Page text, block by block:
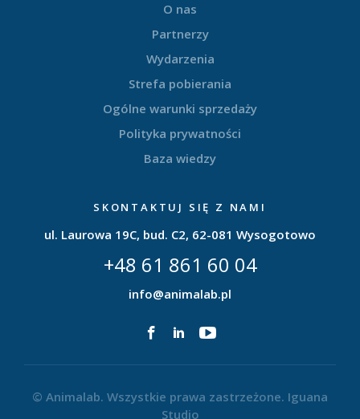
O nas
Partnerzy
Wydarzenia
Strefa pobierania
Ogólne warunki sprzedaży
Polityka prywatności
Baza wiedzy
SKONTAKTUJ SIĘ Z NAMI
ul. Laurowa 19C, bud. C2, 62-081 Wysogotowo
+48 61 861 60 04
info@animalab.pl
© Animalab. Wszystkie prawa zastrzeżone. Iguana
Studio